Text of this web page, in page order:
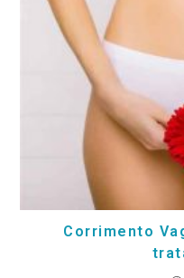
Corrimento